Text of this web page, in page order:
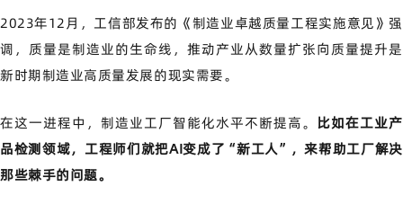
2023年12月，工信部发布的《制造业卓越质量工程实施意见》强
调，质量是制造业的生命线，推动产业从数量扩张向质量提升是
新时期制造业高质量发展的现实需要。
在这一进程中，制造业工厂智能化水平不断提高。 比如在工业产
品检测领域，工程师们就把AI变成了“新工人”，来帮助工厂解决
那些棘手的问题。